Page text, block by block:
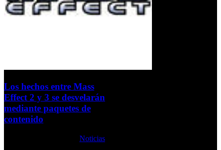
Los hechos entre Mass
Effect 2 y 3 se desvelarán
mediante paquetes de
contenido
Noticias